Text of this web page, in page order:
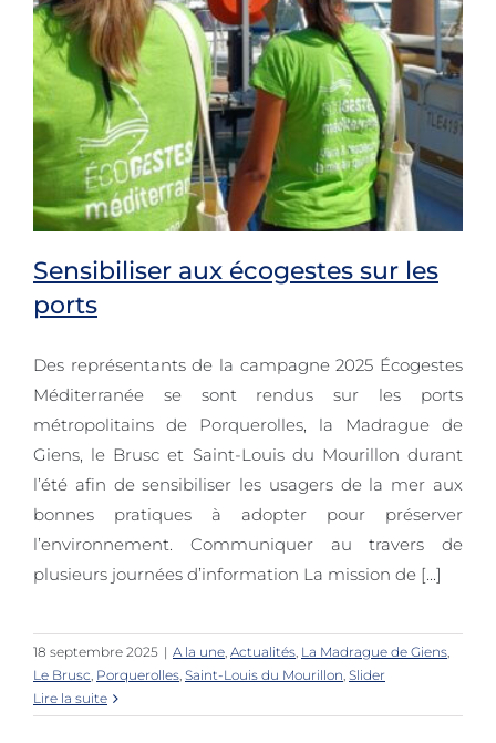
Sensibiliser aux écogestes sur les
ports
Sensibiliser aux écogestes sur les
ports
Des représentants de la campagne 2025 Écogestes
Méditerranée se sont rendus sur les ports
métropolitains de Porquerolles, la Madrague de
Giens, le Brusc et Saint-Louis du Mourillon durant
l’été afin de sensibiliser les usagers de la mer aux
bonnes pratiques à adopter pour préserver
l’environnement. Communiquer au travers de
plusieurs journées d’information La mission de [...]
18 septembre 2025 | A la une, Actualités, La Madrague de Giens,
Le Brusc, Porquerolles, Saint-Louis du Mourillon, Slider
Lire la suite